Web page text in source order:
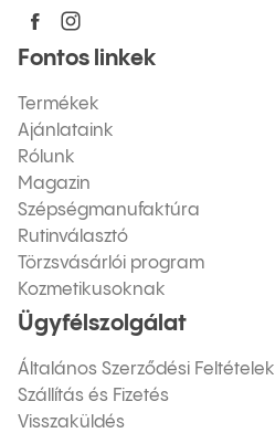
Fontos linkek
Termékek
Ajánlataink
Rólunk
Magazin
Szépségmanufaktúra
Rutinválasztó
Törzsvásárlói program
Kozmetikusoknak
Ügyfélszolgálat
Általános Szerződési Feltételek
Szállítás és Fizetés
Visszaküldés